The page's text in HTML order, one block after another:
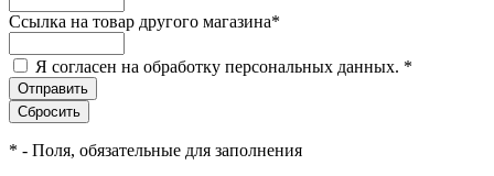
Ссылка на товар другого магазина*
Я согласен на обработку персональных данных. *
* - Поля, обязательные для заполнения